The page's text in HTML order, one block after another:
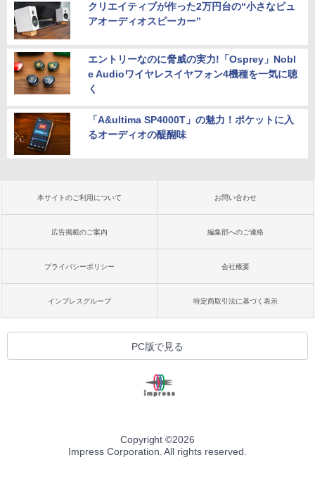
クリエイティブが作った2万円台の“小さなピュ
アオーディオスピーカー”
エントリーなのに脅威の実力!「Osprey」Nobl
e Audioワイヤレスイヤフォン4機種を一気に聴
く
「A&ultima SP4000T」の魅力！ポケットに入
るオーディオの醍醐味
本サイトのご利用について お問い合わせ
広告掲載のご案内 編集部へのご連絡
プライバシーポリシー 会社概要
インプレスグループ 特定商取引法に基づく表示
PC版で見る
Copyright ©2026
Impress Corporation. All rights reserved.